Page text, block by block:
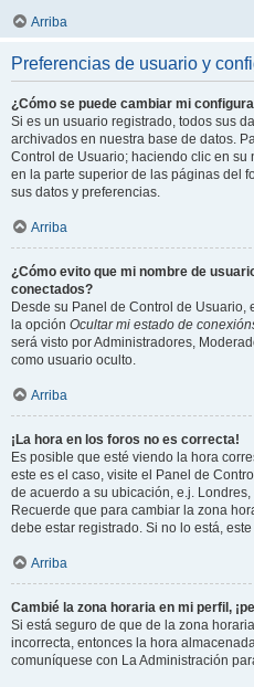
Arriba
Preferencias de usuario y
¿Cómo se puede cambiar mi
Si es un usuario registrado, todos sus
archivados en nuestra base de datos.
Control de Usuario; haciendo clic en
en la parte superior de las páginas del
sus datos y preferencias.
Arriba
¿Cómo evito que mi nombre de
conectados?
Desde su Panel de Control de Usuario,
la opción Ocultar mi estado de
será visto por Administradores,
como usuario oculto.
Arriba
¡La hora en los foros no es correcta!
Es posible que esté viendo la hora
este es el caso, visite el Panel de
de acuerdo a su ubicación, e.j.
Recuerde que para cambiar la zona
debe estar registrado. Si no lo está,
Arriba
Cambié la zona horaria en mi perfil,
Si está seguro de que de la zona
incorrecta, entonces la hora
comuníquese con La Administración